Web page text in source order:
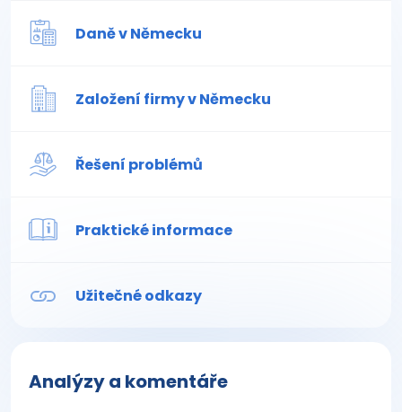
Daně v Německu
Založení firmy v Německu
Řešení problémů
Praktické informace
Užitečné odkazy
Analýzy a komentáře